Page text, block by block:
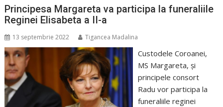
Principesa Margareta va participa la funeraliile
Reginei Elisabeta a II-a
13 septembrie 2022 Tigancea Madalina
Custodele Coroanei,
MS Margareta, şi
principele consort
Radu vor participa la
funeraliile reginei